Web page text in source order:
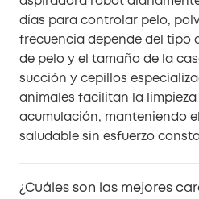
días para controlar pelo,
frecuencia depende del tipo
de pelo y el tamaño de la
succión y cepillos
animales facilitan la limpieza
acumulación, manteniendo
saludable sin esfuerzo
¿Cuáles son las mejores